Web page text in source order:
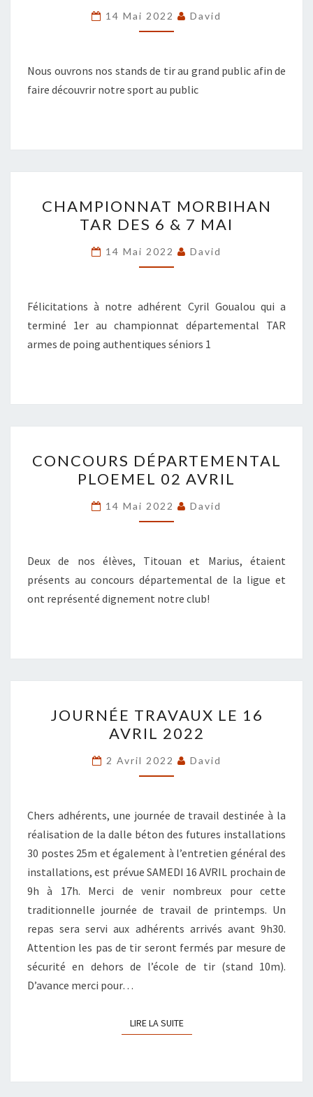
CLUB
LE
JUIN
14 Mai 2022 David
Nous ouvrons nos stands de tir au grand public afin de
faire découvrir notre sport au public
MORBIHAN
TAR
DES
6
7
MAI
CHAMPIONNAT MORBIHAN
TAR DES 6 & 7 MAI
14 Mai 2022 David
Félicitations à notre adhérent Cyril Goualou qui a
terminé 1er au championnat départemental TAR
armes de poing authentiques séniors 1
DÉPARTEMENTAL
PLOEMEL
02
AVRIL
CONCOURS DÉPARTEMENTAL
PLOEMEL 02 AVRIL
14 Mai 2022 David
Deux de nos élèves, Titouan et Marius, étaient
présents au concours départemental de la ligue et
ont représenté dignement notre club!
TRAVAUX
LE
16
AVRIL
JOURNÉE TRAVAUX LE 16
AVRIL 2022
2 Avril 2022 David
Chers adhérents, une journée de travail destinée à la
réalisation de la dalle béton des futures installations
30 postes 25m et également à l’entretien général des
installations, est prévue SAMEDI 16 AVRIL prochain de
9h à 17h. Merci de venir nombreux pour cette
traditionnelle journée de travail de printemps. Un
repas sera servi aux adhérents arrivés avant 9h30.
Attention les pas de tir seront fermés par mesure de
sécurité en dehors de l’école de tir (stand 10m).
D’avance merci pour…
LIRE LA SUITELIRE LA SUITE